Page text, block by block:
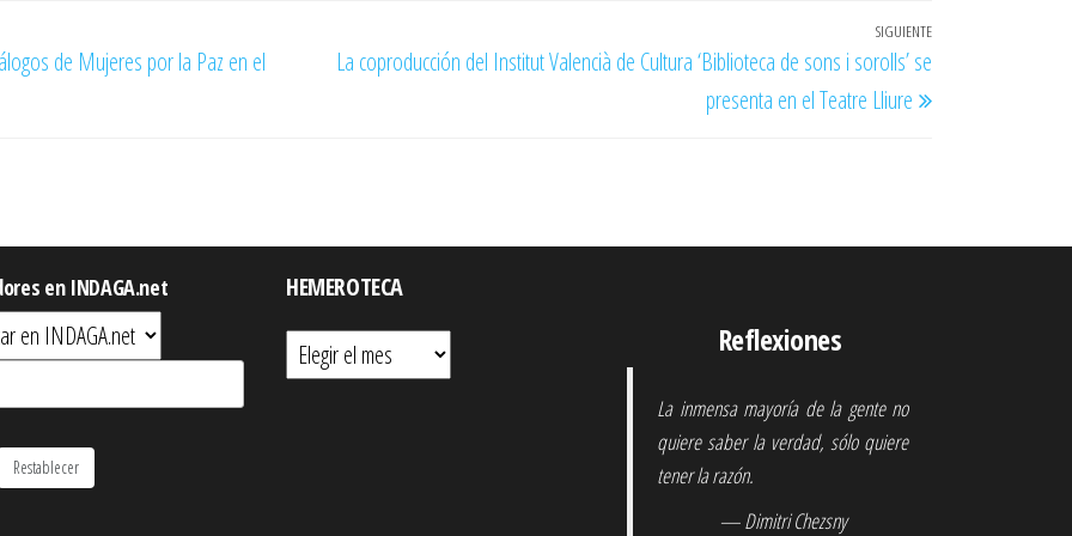
de Mujeres por la Paz en el
Entrada
SIGUIENTE
La coproducción del Institut Valencià de Cultura ‘Biblioteca de sons i sorolls’ se
presenta en el Teatre Lliure
en INDAGA.net
HEMEROTECA
Hemeroteca
Reflexiones
La inmensa mayoría de la gente no
quiere saber la verdad, sólo quiere
tener la razón.
— Dimitri Chezsny